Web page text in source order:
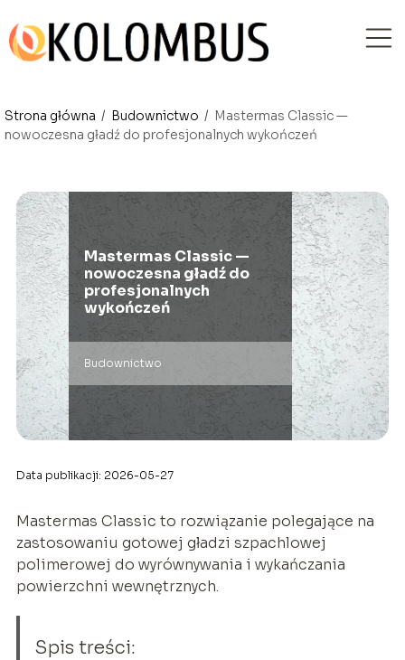
Strona główna / Budownictwo / Mastermas Classic —
nowoczesna gładź do profesjonalnych wykończeń
Mastermas Classic —
nowoczesna gładź do
profesjonalnych
wykończeń
Budownictwo
Data publikacji: 2026-05-27
Mastermas Classic to rozwiązanie polegające na
zastosowaniu gotowej gładzi szpachlowej
polimerowej do wyrównywania i wykańczania
powierzchni wewnętrznych.
Spis treści: